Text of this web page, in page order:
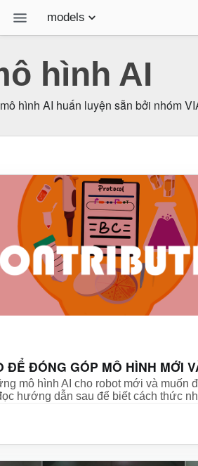
models
Giả lập Online VIA
Sách Robotics - MakerViet
Bài viết
hình AI
hình AI huấn luyện sẵn bởi nhóm
ĐỂ ĐÓNG GÓP MÔ HÌNH MỚI
mô hình AI cho robot mới và muốn
hướng dẫn sau để biết cách thức